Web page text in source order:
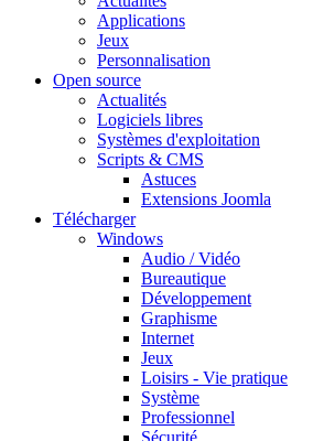
Applications
Jeux
Personnalisation
Open source
Actualités
Logiciels libres
Systèmes d'exploitation
Scripts & CMS
Astuces
Extensions Joomla
Télécharger
Windows
Audio / Vidéo
Bureautique
Développement
Graphisme
Internet
Jeux
Loisirs - Vie pratique
Système
Professionnel
Sécurité